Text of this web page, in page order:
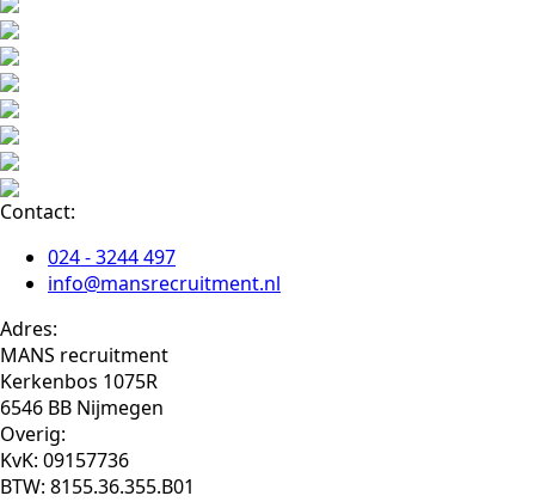
Contact:
024 - 3244 497
info@mansrecruitment.nl
Adres:
MANS recruitment
Kerkenbos 1075R
6546 BB Nijmegen
Overig:
KvK: 09157736
BTW: 8155.36.355.B01